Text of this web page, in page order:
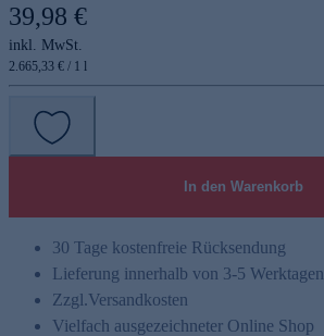
39,98 €
inkl. MwSt.
2.665,33 € / 1 l
In den Warenkorb
30 Tage kostenfreie Rücksendung
Lieferung innerhalb von 3-5 Werktagen
Zzgl.Versandkosten
Vielfach ausgezeichneter Online Shop